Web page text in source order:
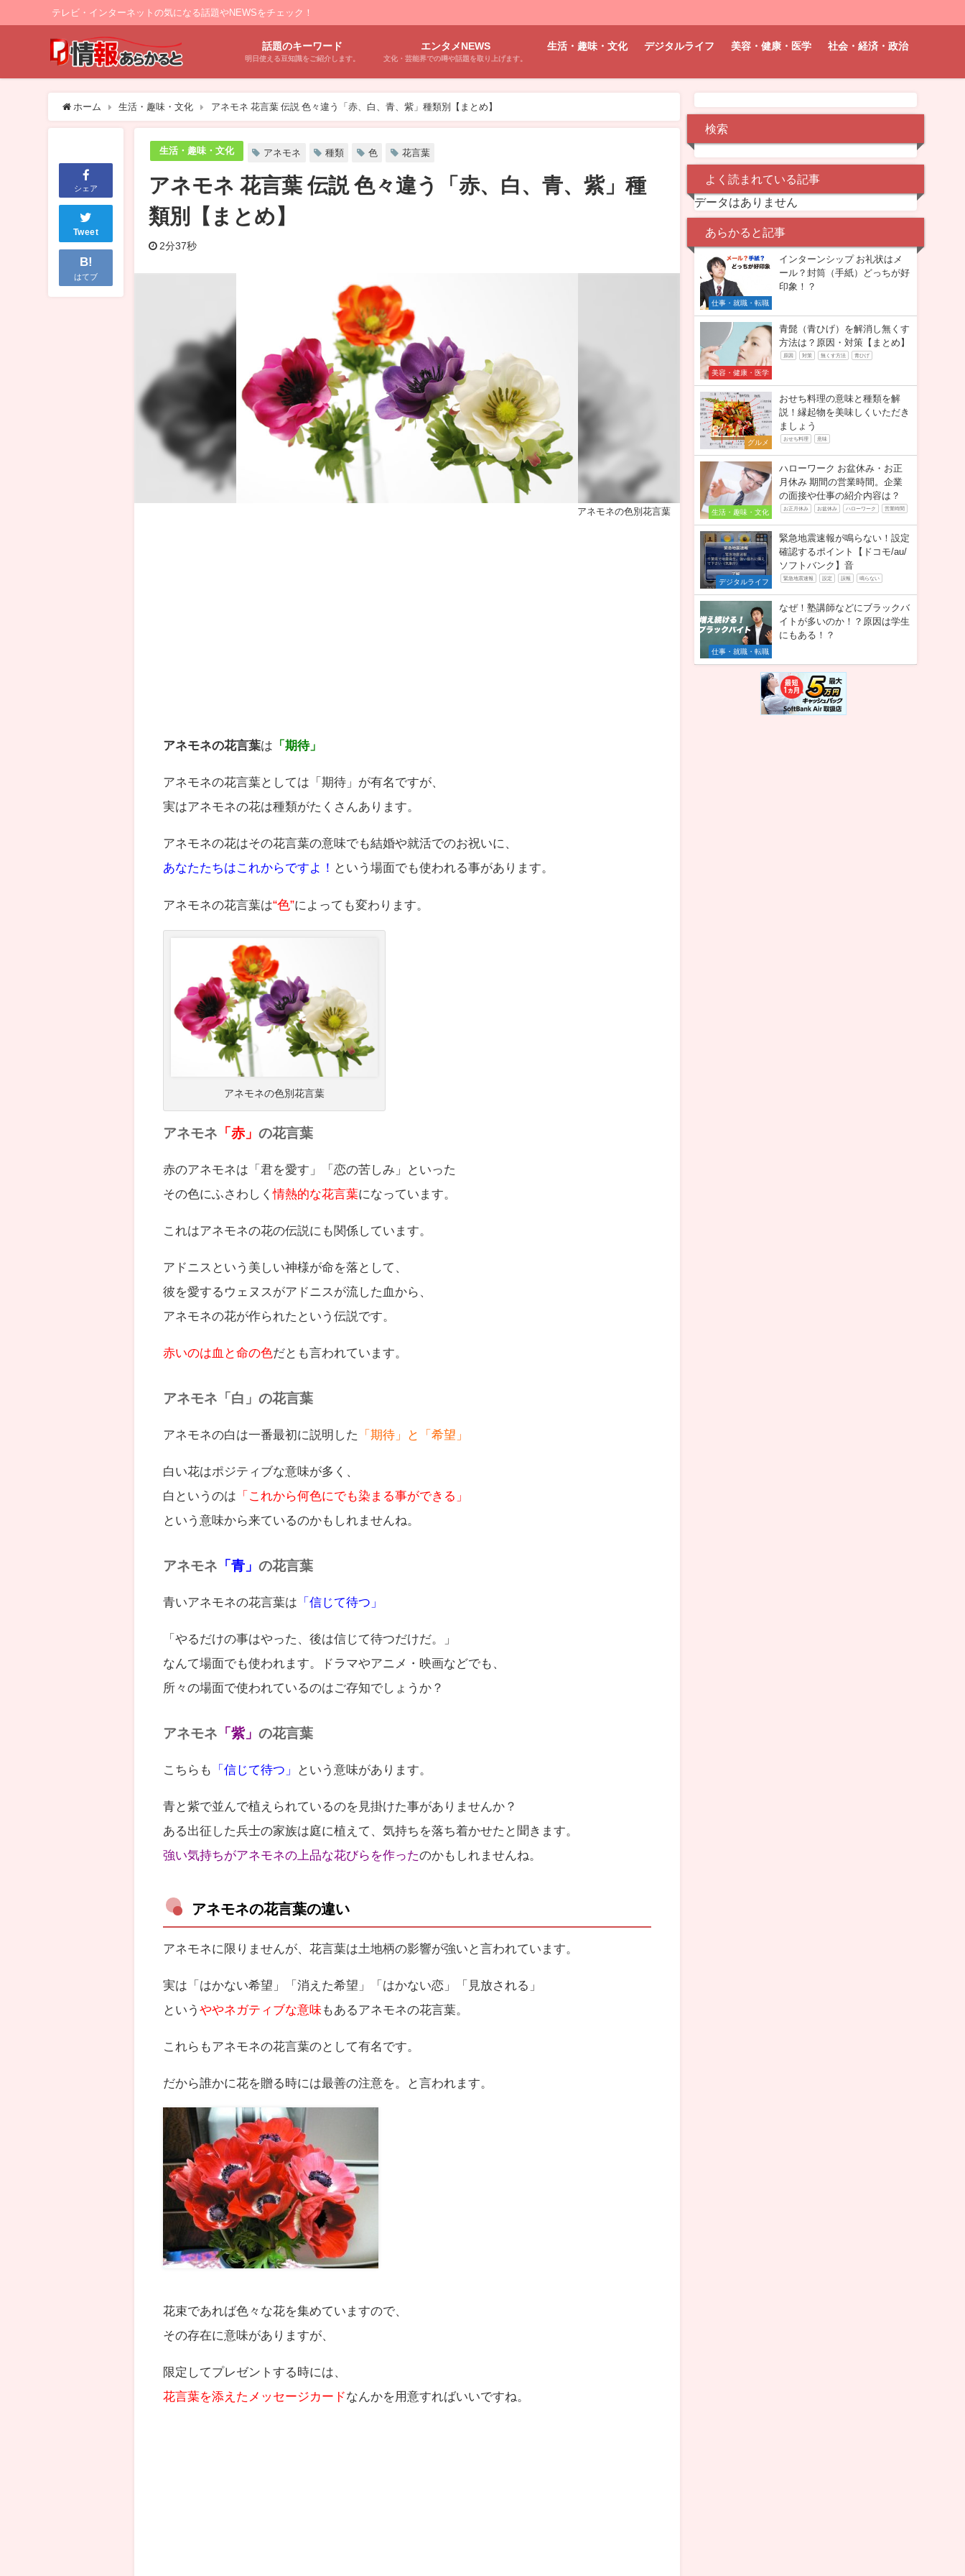
テレビ・インターネットの気になる話題やNEWSをチェック！
話題のキーワード
明日使える豆知識をご紹介します。
エンタメNEWS
文化・芸能界での噂や話題を取り上げます。
生活・趣味・文化 デジタルライフ 美容・健康・医学 社会・経済・政治
ホーム 生活・趣味・文化 アネモネ 花言葉 伝説 色々違う「赤、白、青、紫」種類別【まとめ】
シェア
Tweet
B!
はてブ
生活・趣味・文化 アネモネ 種類 色 花言葉
アネモネ 花言葉 伝説 色々違う「赤、白、青、紫」種
類別【まとめ】
2分37秒
アネモネの色別花言葉
アネモネの花言葉は 「期待」
アネモネの花言葉としては「期待」が有名ですが、
実はアネモネの花は種類がたくさんあります。
アネモネの花はその花言葉の意味でも結婚や就活でのお祝いに、
あなたたちはこれからですよ！ という場面でも使われる事があります。
アネモネの花言葉は“色”によっても変わります。
アネモネの色別花言葉
アネモネ 「赤」の花言葉
赤のアネモネは「君を愛す」「恋の苦しみ」といった
その色にふさわしく情熱的な花言葉になっています。
これはアネモネの花の伝説にも関係しています。
アドニスという美しい神様が命を落として、
彼を愛するウェヌスがアドニスが流した血から、
アネモネの花が作られたという伝説です。
赤いのは血と命の色だとも言われています。
アネモネ「白」の花言葉
アネモネの白は一番最初に説明した 「期待」と「希望」
白い花はポジティブな意味が多く、
白というのは 「これから何色にでも染まる事ができる」
という意味から来ているのかもしれませんね。
アネモネ 「青」の花言葉
青いアネモネの花言葉は 「信じて待つ」
「やるだけの事はやった、後は信じて待つだけだ。」
なんて場面でも使われます。ドラマやアニメ・映画などでも、
所々の場面で使われているのはご存知でしょうか？
アネモネ 「紫」の花言葉
こちらも 「信じて待つ」 という意味があります。
青と紫で並んで植えられているのを見掛けた事がありませんか？
ある出征した兵士の家族は庭に植えて、気持ちを落ち着かせたと聞きます。
強い気持ちがアネモネの上品な花びらを作ったのかもしれませんね。
アネモネの花言葉の違い
アネモネに限りませんが、花言葉は土地柄の影響が強いと言われています。
実は「はかない希望」「消えた希望」「はかない恋」「見放される」
というややネガティブな意味 もあるアネモネの花言葉。
これらもアネモネの花言葉のとして有名です。
だから誰かに花を贈る時には最善の注意を。と言われます。
花束であれば色々な花を集めていますので、
その存在に意味がありますが、
限定してプレゼントする時には、
花言葉を添えたメッセージカードなんかを用意すればいいですね。
検索
よく読まれている記事
データはありません
あらかると記事
仕事・就職・転職
インターンシップ お礼状はメ
ール？封筒（手紙）どっちが好
印象！？
美容・健康・医学
青髭（青ひげ）を解消し無くす
方法は？原因・対策【まとめ】
原因 対策 無くす方法 青ひげ
グルメ
おせち料理の意味と種類を解
説！縁起物を美味しくいただき
ましょう
おせち料理 意味
生活・趣味・文化
ハローワーク お盆休み・お正
月休み 期間の営業時間。企業
の面接や仕事の紹介内容は？
お正月休み お盆休み ハローワーク 営業時間
デジタルライフ
緊急地震速報が鳴らない！設定
確認するポイント【ドコモ/au/
ソフトバンク】音
緊急地震速報 設定 誤報 鳴らない
仕事・就職・転職
なぜ！塾講師などにブラックバ
イトが多いのか！？原因は学生
にもある！？